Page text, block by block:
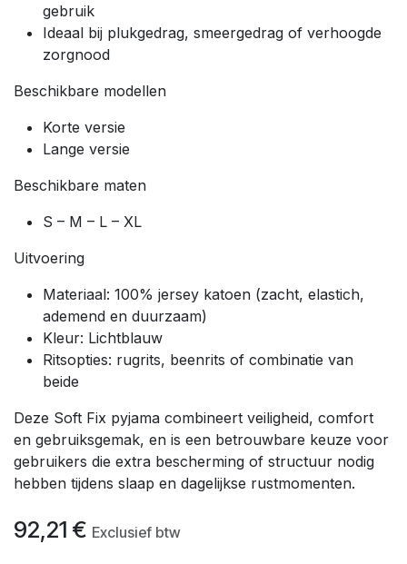
gebruik
Ideaal bij plukgedrag, smeergedrag of verhoogde
zorgnood
Beschikbare modellen
Korte versie
Lange versie
Beschikbare maten
S – M – L – XL
Uitvoering
Materiaal: 100% jersey katoen (zacht, elastich,
ademend en duurzaam)
Kleur: Lichtblauw
Ritsopties: rugrits, beenrits of combinatie van
beide
Deze Soft Fix pyjama combineert veiligheid, comfort
en gebruiksgemak, en is een betrouwbare keuze voor
gebruikers die extra bescherming of structuur nodig
hebben tijdens slaap en dagelijkse rustmomenten.
92,21 € Exclusief btw